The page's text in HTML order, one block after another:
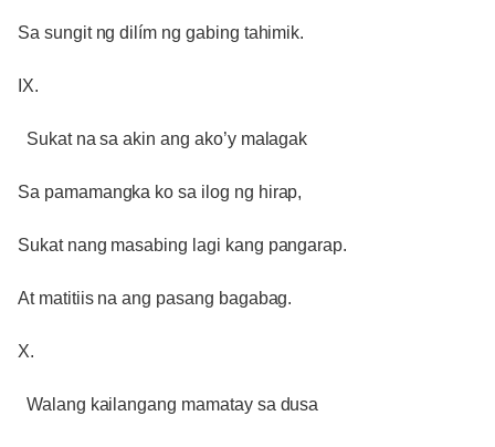
Sa sungit ng dilím ng gabing tahimik.
IX.
Sukat na sa akin ang ako’y malagak
Sa pamamangka ko sa ilog ng hirap,
Sukat nang masabing lagi kang pangarap.
At matitiis na ang pasang bagabag.
X.
Walang kailangang mamatay sa dusa